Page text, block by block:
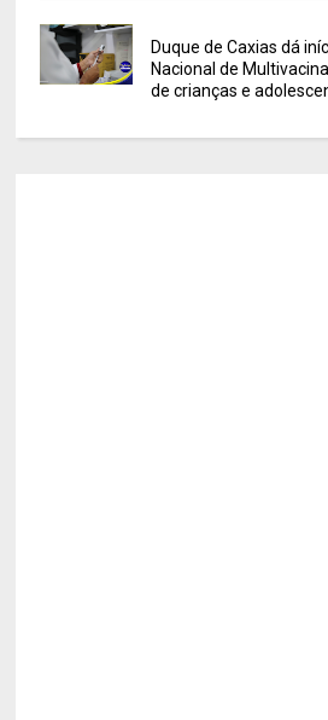
Duque de Caxias dá
Nacional de
de crianças e